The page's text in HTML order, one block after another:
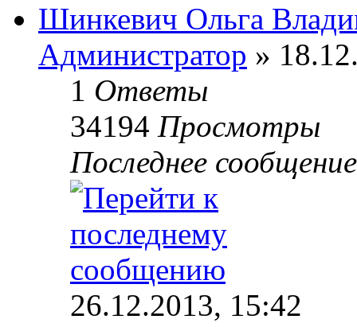
Шинкевич Ольга
Администратор »
1 Ответы
34194 Просмотры
Последнее
26.12.2013, 15:42